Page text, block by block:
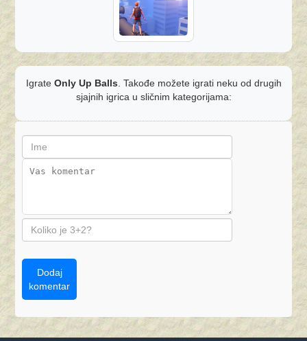
Igrate Only Up Balls . Takođe možete igrati neku od drugih
sjajnih igrica u sličnim kategorijama:
Dodaj
komentar